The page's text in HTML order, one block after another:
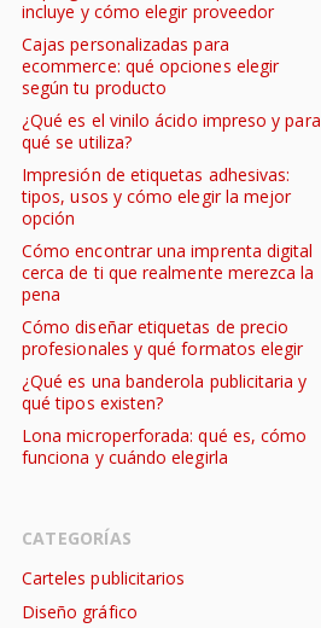
incluye y cómo elegir proveedor
Cajas personalizadas para
ecommerce: qué opciones elegir
según tu producto
¿Qué es el vinilo ácido impreso y para
qué se utiliza?
Impresión de etiquetas adhesivas:
tipos, usos y cómo elegir la mejor
opción
Cómo encontrar una imprenta digital
cerca de ti que realmente merezca la
pena
Cómo diseñar etiquetas de precio
profesionales y qué formatos elegir
¿Qué es una banderola publicitaria y
qué tipos existen?
Lona microperforada: qué es, cómo
funciona y cuándo elegirla
CATEGORÍAS
Carteles publicitarios
Diseño gráfico